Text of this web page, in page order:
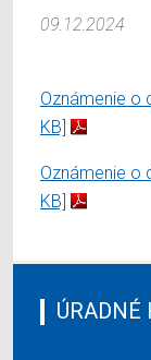
09.12.2024
Oznámenie o
KB]
Oznámenie o
KB]
ÚRADNÉ